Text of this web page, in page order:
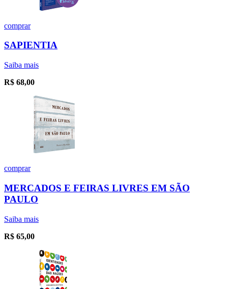
comprar
SAPIENTIA
Saiba mais
R$ 68,00
comprar
MERCADOS E FEIRAS LIVRES EM SÃO
PAULO
Saiba mais
R$ 65,00